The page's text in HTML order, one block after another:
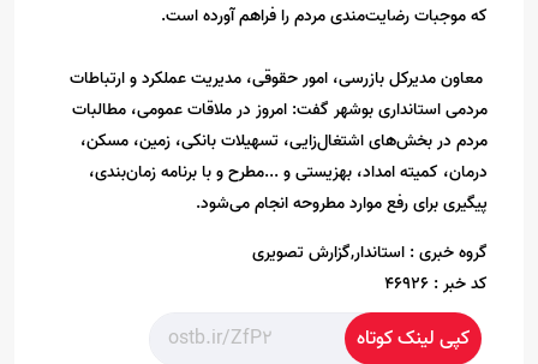
که موجبات رضایت‌مندی مردم را فراهم آورده است.
معاون مدیرکل بازرسی، امور حقوقی، مدیریت عملکرد و ارتباطات
مردمی استانداری بوشهر گفت: امروز در ملاقات عمومی، مطالبات
مردم در بخش‌های اشتغال‌زایی، تسهیلات بانکی، زمین، مسکن،
درمان، کمیته امداد، بهزیستی و ...مطرح و با برنامه زمان‌بندی،
پیگیری برای رفع موارد مطروحه انجام می‌شود.
گروه خبری : استاندار,گزارش تصویری
کد خبر : 46926
کپی لینک کوتاه